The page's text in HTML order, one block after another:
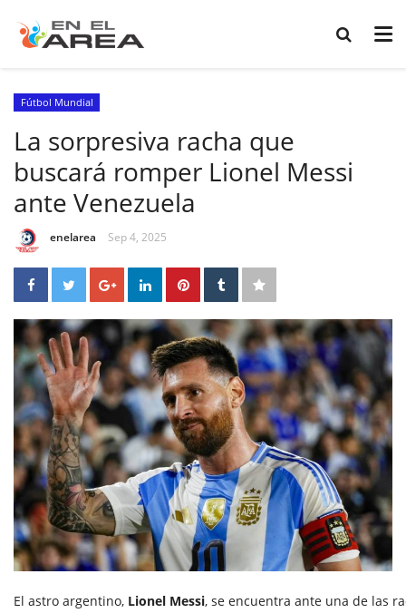
Fútbol Mundial
La sorpresiva racha que
buscará romper Lionel Messi
ante Venezuela
enelarea Sep 4, 2025
El astro argentino, Lionel Messi, se encuentra ante una de las